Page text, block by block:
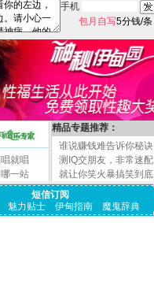
手机
包月自写5分钱/条
就唱
哪一站
精品专题推荐：
谁说赚钱难告诉你秘诀
测IQ交朋友，非常速配
就让你笑火暴搞笑到底
短信订阅
魅力贴士 伊甸指南 魔鬼辞典